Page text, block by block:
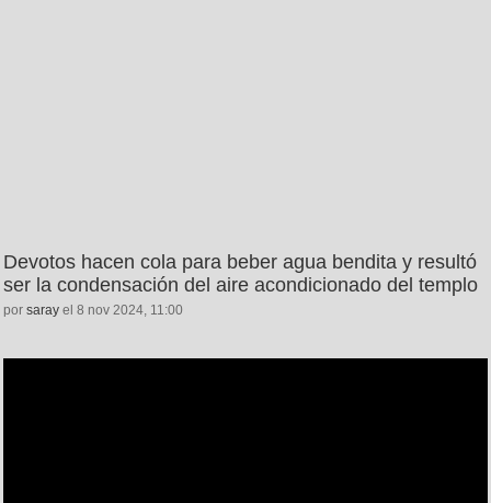
Devotos hacen cola para beber agua bendita y resultó
ser la condensación del aire acondicionado del templo
por saray el 8 nov 2024, 11:00